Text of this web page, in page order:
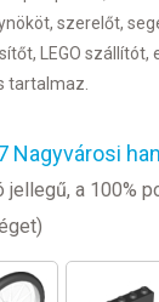
szerelőt,
LEGO szállítót,
tartalmaz.
Nagyvárosi
jellegű, a 100%